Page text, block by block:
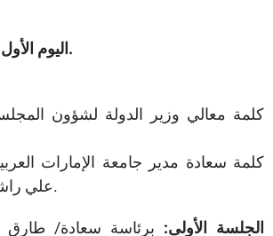
اليوم الأول (13 نوفمبر 2012).
كلمة معالي وزير الدولة لشؤون
كلمة سعادة مدير جامعة الإمارات
علي راشد عبد الله النعيمي.
الجلسة الأولى: برئاسة سعادة/ طارق